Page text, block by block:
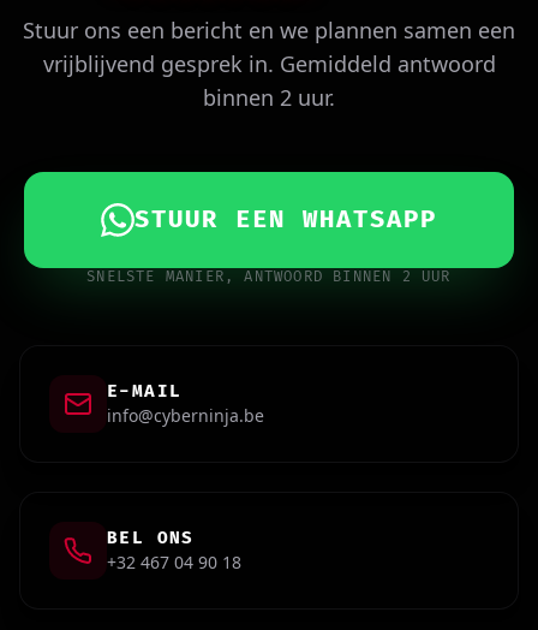
Stuur ons een bericht en we plannen samen een
vrijblijvend gesprek in. Gemiddeld antwoord
binnen 2 uur.
STUUR EEN WHATSAPP
SNELSTE MANIER, ANTWOORD BINNEN 2 UUR
E-MAIL
info@cyberninja.be
BEL ONS
+32 467 04 90 18